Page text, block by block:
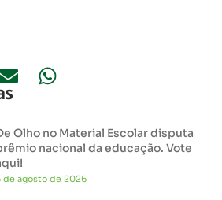
Olho no Material Escolar disputa
nacional da educação. Vote
de agosto de 2026